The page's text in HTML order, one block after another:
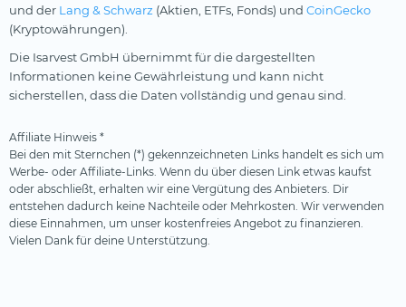
und der Lang & Schwarz (Aktien, ETFs, Fonds) und CoinGecko
(Kryptowährungen).
Die Isarvest GmbH übernimmt für die dargestellten
Informationen keine Gewährleistung und kann nicht
sicherstellen, dass die Daten vollständig und genau sind.
Affiliate Hinweis *
Bei den mit Sternchen (*) gekennzeichneten Links handelt es sich um
Werbe- oder Affiliate-Links. Wenn du über diesen Link etwas kaufst
oder abschließt, erhalten wir eine Vergütung des Anbieters. Dir
entstehen dadurch keine Nachteile oder Mehrkosten. Wir verwenden
diese Einnahmen, um unser kostenfreies Angebot zu finanzieren.
Vielen Dank für deine Unterstützung.